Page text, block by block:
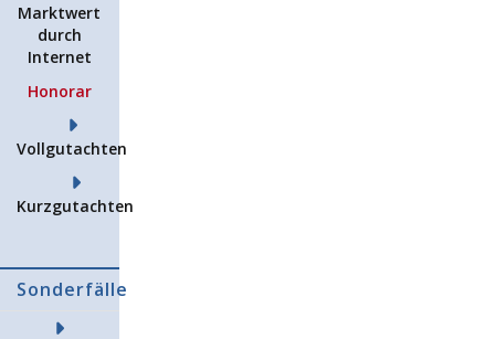
Marktwert
durch
Internet
Honorar
Vollgutachten
Kurzgutachten
Sonderfälle